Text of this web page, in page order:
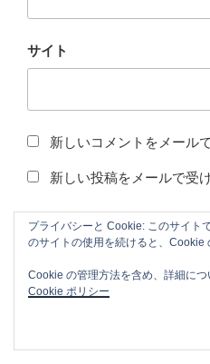
サイト
新しいコメントをメール
新しい投稿をメールで受
このサイトはスパムを低減す
います。コメントデータの処
プライバシーと Cookie: このサイト
のサイトの使用を続けると、Cookie
Cookie の管理方法を含め、詳細に
Cookie ポリシー